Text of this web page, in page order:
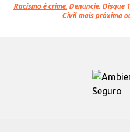
Racismo é crime. Denuncie. Disque
Civil mais próxima